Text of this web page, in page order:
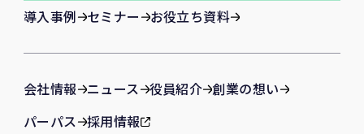
導入事例 セミナー お役立ち資料
会社情報 ニュース 役員紹介 創業の想い
パーパス
採用情報